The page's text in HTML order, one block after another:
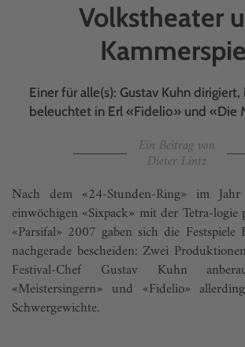
Volkstheater
Einer für alle(s): Gustav Kuhn dirigiert,
beleuchtet in Erl «Fidelio» und «Die
Ein Beitrag von
Dieter Lintz
Nach dem «24-Stunden-Ring» im
einwöchigen «Sixpack» mit der Tetra-logie
«Parsifal» 2007 gaben sich die
nachgerade bescheiden: Zwei
Festival-Chef Gustav Kuhn
«Meistersingern» und «Fidelio»
Schwergewichte.